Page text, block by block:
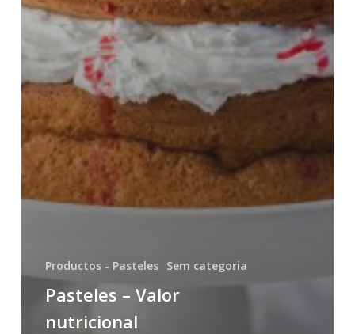
Productos - Pasteles Sem categoria
Pasteles – Valor
nutricional